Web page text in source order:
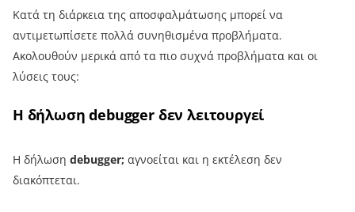
Κατά τη διάρκεια της αποσφαλμάτωσης μπορεί να
αντιμετωπίσετε πολλά συνηθισμένα προβλήματα.
Ακολουθούν μερικά από τα πιο συχνά προβλήματα και οι
λύσεις τους:
Η δήλωση debugger δεν λειτουργεί
Η δήλωση debugger; αγνοείται και η εκτέλεση δεν
διακόπτεται.